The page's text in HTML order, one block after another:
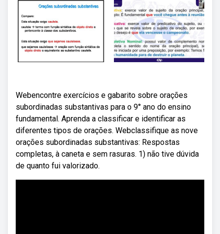
Webencontre exercícios e gabarito sobre orações
subordinadas substantivas para o 9° ano do ensino
fundamental. Aprenda a classificar e identificar as
diferentes tipos de orações. Webclassifique as nove
orações subordinadas substantivas: Respostas
completas, à caneta e sem rasuras. 1) não tive dúvida
de quanto fui valorizado.